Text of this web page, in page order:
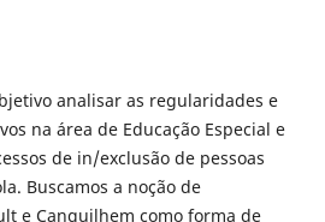
analisar as regularidades e
na área de Educação Especial e
de in/exclusão de pessoas
Buscamos a noção de
e Canguilhem como forma de